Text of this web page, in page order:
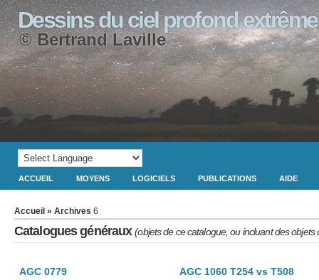
Dessins du ciel profond extrême
© Bertrand Laville
ACCUEIL MOYENS LOGICIELS PUBLICATIONS AIDE
Accueil » Archives 6
Catalogues généraux(objets de ce catalogue, ou incluant des objets
AGC 0779 AGC 1060 T254 vs T508